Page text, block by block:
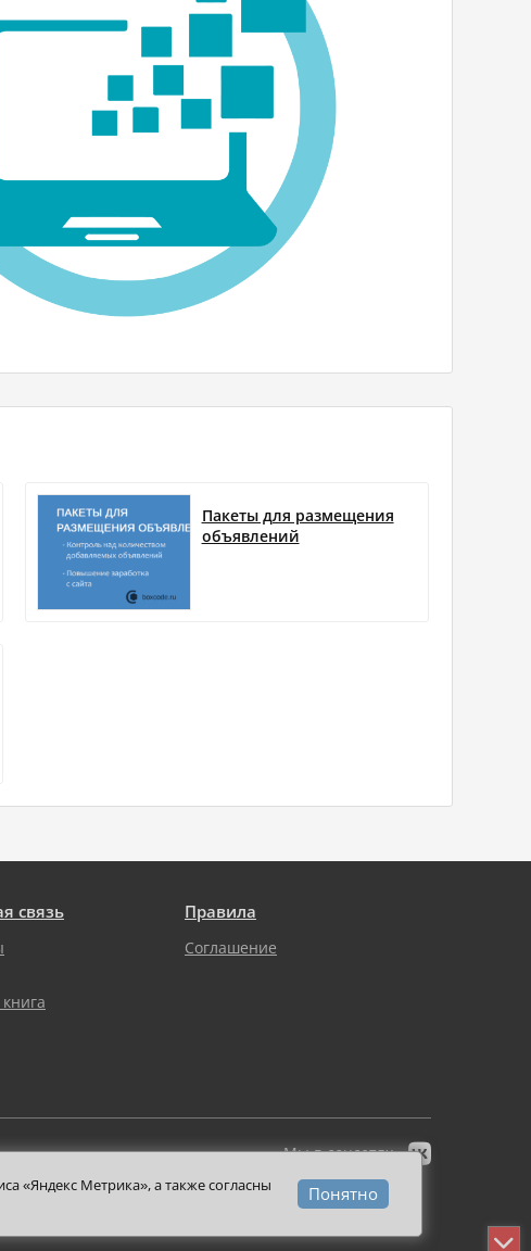
Пакеты для размещения
объявлений
связь Правила
Соглашение
Мы в соцсетях 

«Яндекс Метрика», а также согласны